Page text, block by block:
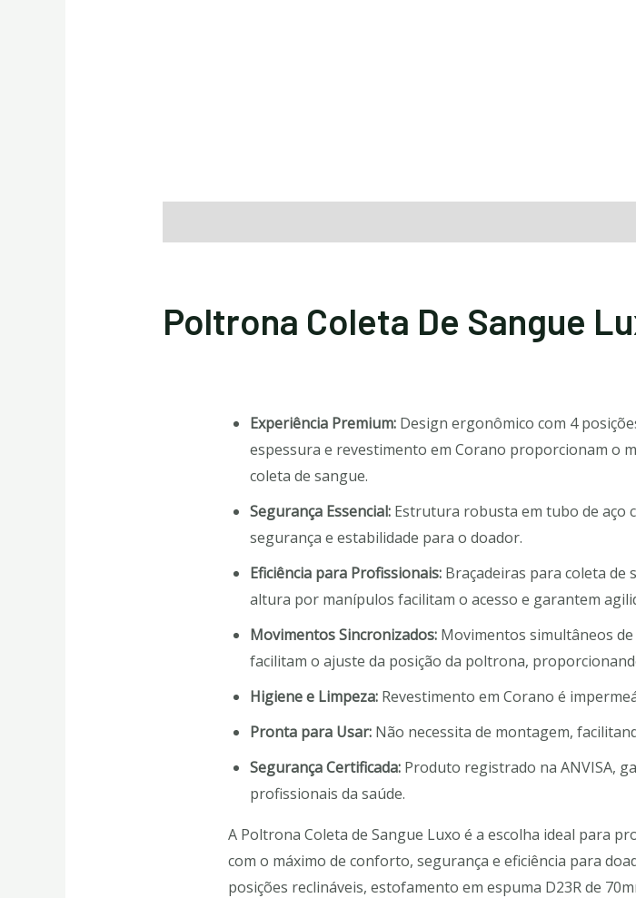
Poltrona Coleta De Sangue
Experiência Premium:Design ergonômico com 4
espessura e revestimento em Corano proporcionam o
coleta de sangue.
Segurança Essencial:Estrutura robusta em tubo de aço
segurança e estabilidade para o doador.
Eficiência para Profissionais:Braçadeiras para coleta de
altura por manípulos facilitam o acesso e garantem
Movimentos Sincronizados:Movimentos simultâneos de
facilitam o ajuste da posição da poltrona,
Higiene e Limpeza:Revestimento em Corano é
Pronta para Usar:Não necessita de montagem,
Segurança Certificada:Produto registrado na ANVISA,
profissionais da saúde.
A Poltrona Coleta de Sangue Luxo é a escolha ideal para
com o máximo de conforto, segurança e eficiência para
posições reclináveis, estofamento em espuma D23R de